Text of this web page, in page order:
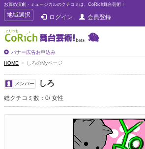
お薦め演劇・ミュージカルのクチコミは、CoRich舞台芸術！
T
o
g
g
e
n
a
v
i
g
a
t
地域選択 ログイン 会員登録
バナー広告お申込み
HOME しろのMyページ
メンバー しろ
総クチコミ数：0 女性